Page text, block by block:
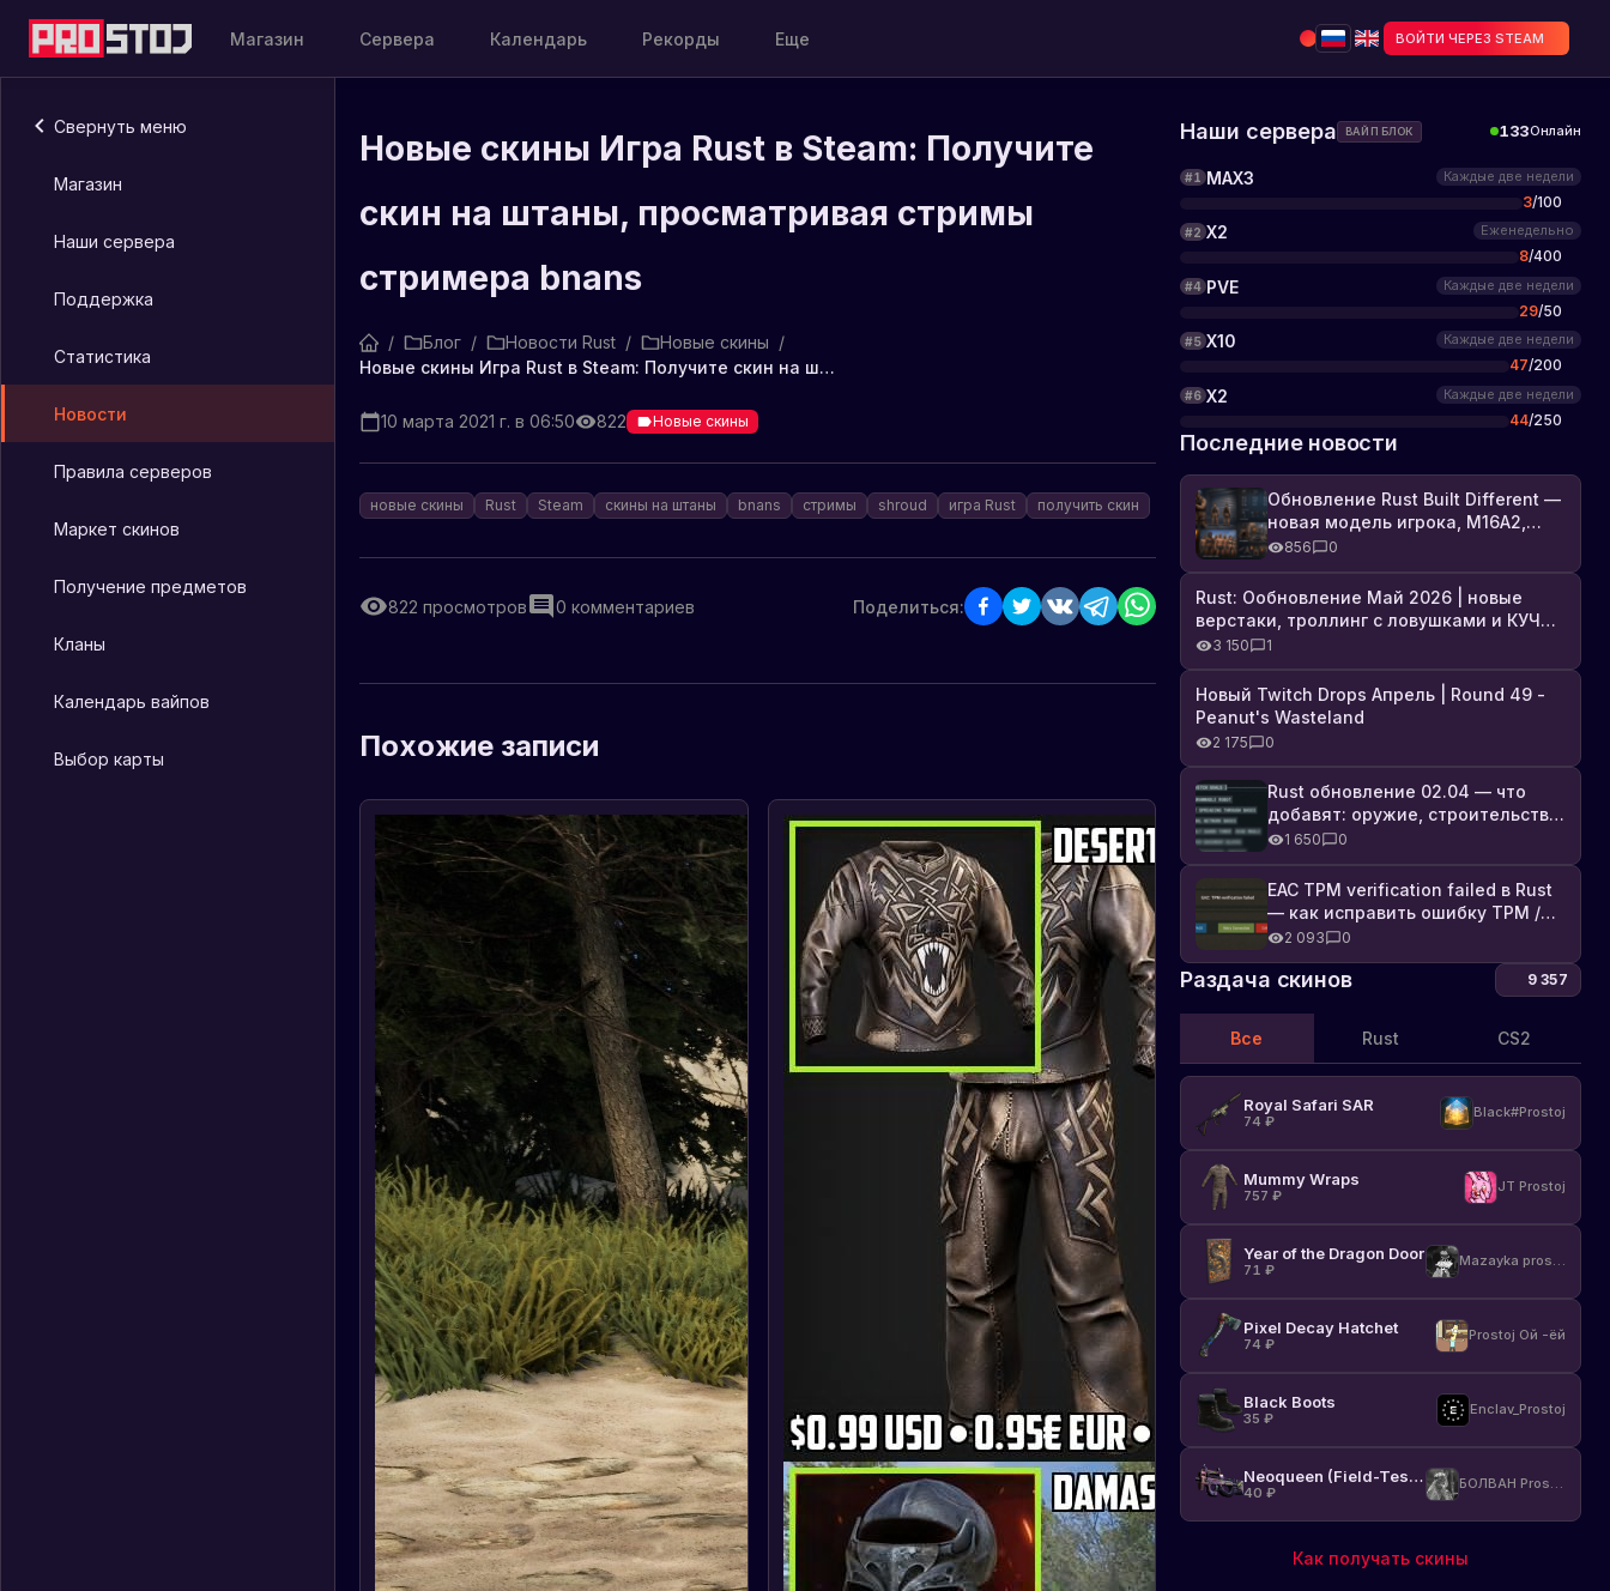
Магазин Сервера Календарь Рекорды Еще ВОЙТИ ЧЕРЕЗ STEAM
Свернуть меню
Магазин
Наши сервера
Поддержка
Статистика
Новости
Правила серверов
Маркет скинов
Получение предметов
Кланы
Календарь вайпов
Выбор карты
Новые скины Игра Rust в Steam: Получите
скин на штаны, просматривая стримы
стримера bnans
/ Блог / Новости Rust / Новые скины /
Новые скины Игра Rust в Steam: Получите скин на штаны, просматривая стримы стримера bnans
10 марта 2021 г. в 06:50 822 Новые скины
новые скины Rust Steam скины на штаны bnans стримы shroud игра Rust получить скин
822 просмотров 0 комментариев Поделиться:
Похожие записи
Наши сервера ВАЙП БЛОК 133Онлайн
#1 MAX3 Каждые две недели
3/100
#2 X2 Еженедельно
8/400
#4 PVE Каждые две недели
29/50
#5 X10 Каждые две недели
47/200
#6 X2 Каждые две недели
44/250
Последние новости
Обновление Rust Built Different —
новая модель игрока, M16A2,
броня, Industrial DLC и полный
список изменений
856 0
Rust: Ообновление Май 2026 | новые
верстаки, троллинг с ловушками и КУЧА
DLC3 150 1
Новый Twitch Drops Апрель | Round 49 -
Peanut's Wasteland
2 175 0
Rust обновление 02.04 — что
добавят: оружие, строительство,
технологии и Farming 2.5
1 650 0
EAC TPM verification failed в Rust
— как исправить ошибку TPM /
Secure Boot
2 093 0
Раздача скинов 9 357
Все Rust CS2
Royal Safari SAR
74 ₽
Black#Prostoj
Mummy Wraps
757 ₽
JT Prostoj
Year of the Dragon Door
71 ₽
Mazayka prostoj
Pixel Decay Hatchet
74 ₽
Prostoj Ой -ёй
Black Boots
35 ₽
Enclav_Prostoj
Neoqueen (Field-Tested)
40 ₽
БОЛВАН Prostoj
Как получать скины